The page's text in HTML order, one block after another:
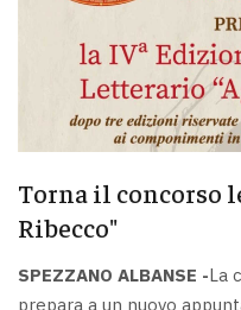
Torna il concorso
Ribecco"
SPEZZANO ALBANSE -La
prepara a un nuovo